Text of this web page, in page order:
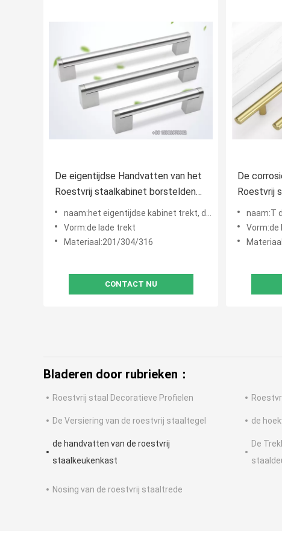
De eigentijdse Handvatten van het
Roestvrij staalkabinet borstelden
Multifunctioneel
naam:het eigentijdse kabinet trekt, de deurhandvatten van het roestvrij staalkabinet
Vorm:de lade trekt
Materiaal:201/304/316
CONTACT NU
De
Roestvrij
Gouden
Barkeuken
naam:T de trekkracht
Vorm:de
Bladeren door rubrieken：
Roestvrij staal Decoratieve Profielen
De Versiering van de roestvrij staaltegel de
de handvatten van de roestvrij
staalkeukenkast
De
Nosing van de roestvrij staaltrede